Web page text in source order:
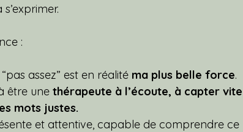
:
assez” est en réalité ma plus belle force.
être une thérapeute à l’écoute, à capter vite
mots justes.
et attentive, capable de comprendre ce